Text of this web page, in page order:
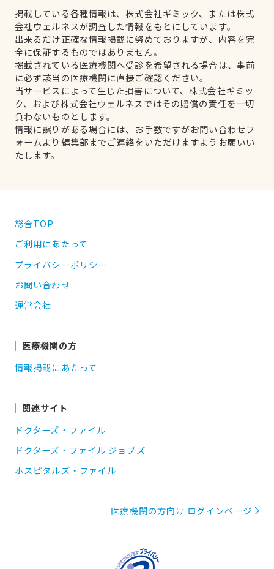
掲載している各種情報は、株式会社ギミック、または株式
会社ウェルネスが調査した情報をもとにしています。
出来るだけ正確な情報掲載に努めておりますが、内容を完
全に保証するものではありません。
掲載されている医療機関へ受診を希望される場合は、事前
に必ず該当の医療機関に直接ご確認ください。
当サービスによって生じた損害について、株式会社ギミッ
ク、および株式会社ウェルネスではその賠償の責任を一切
負わないものとします。
情報に誤りがある場合には、お手数ですがお問い合わせフ
ォームより編集部までご連絡をいただけますようお願いい
たします。
総合TOP
ご利用にあたって
プライバシーポリシー
お問い合わせ
運営会社
医療機関の方
情報掲載にあたって
関連サイト
ドクターズ・ファイル
ドクターズ・ファイル ジョブズ
ホスピタルズ・ファイル
医療機関の方向け ログインページ